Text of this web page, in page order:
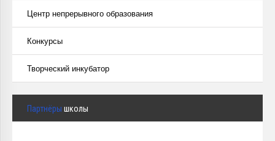
Центр непрерывного образования
Конкурсы
Творческий инкубатор
Партнёры школы